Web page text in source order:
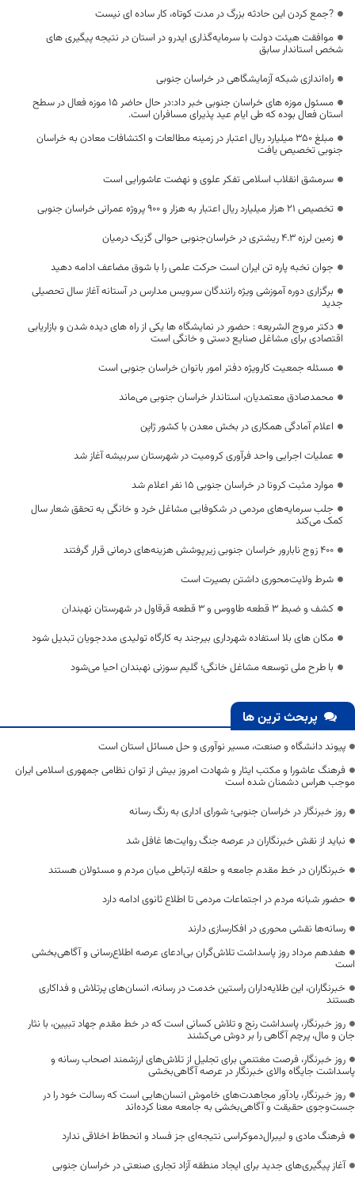
?جمع کردن این حادثه بزرگ در مدت کوتاه، کار ساده ای نیست
موافقت هیئت دولت با سرمایه‌گذاری ایدرو در استان در نتیجه پیگیری های
شخص استاندار سابق
راه‌اندازی شبکه آزمایشگاهی در خراسان جنوبی
مسئول موزه های خراسان جنوبی خبر داد:در حال حاضر ۱۵ موزه فعال در سطح
استان فعال بوده که طی ایام عید پذیرای مسافران است.
مبلغ ۳۵۰ میلیارد ریال اعتبار در زمینه مطالعات و اکتشافات معادن به خراسان
جنوبی تخصیص یافت
سرمشق انقلاب اسلامی تفکر علوی و نهضت عاشورایی است
تخصیص ۲۱ هزار میلیارد ریال اعتبار به هزار و ۹۰۰ پروژه عمرانی خراسان جنوبی
زمین لرزه ۴.۳ ریشتری در خراسان‌جنوبی حوالی گزیک درمیان
جوان نخبه پاره تن ایران است حرکت علمی را با شوق مضاعف ادامه دهید
برگزاری دوره آموزشی ویژه رانندگان سرویس مدارس در آستانه آغاز سال تحصیلی
جدید
دکتر مروج الشریعه : حضور در نمایشگاه ها یکی از راه های دیده شدن و بازاریابی
اقتصادی برای مشاغل صنایع دستی و خانگی است
مسئله جمعیت کارویژه دفتر امور بانوان خراسان جنوبی است
محمدصادق معتمدیان، استاندار خراسان جنوبی می‌ماند
اعلام آمادگی همکاری در بخش معدن با کشور ژاپن
عملیات اجرایی واحد فرآوری کرومیت در شهرستان سربیشه آغاز شد
موارد مثبت کرونا در خراسان جنوبی ۱۵ نفر اعلام شد
جلب سرمایه‌های مردمی در شکوفایی مشاغل خرد و خانگی به تحقق شعار سال
کمک می‌کند
۴۰۰ زوج نابارور خراسان جنوبی زیرپوشش هزینه‌های درمانی قرار گرفتند
شرط ولایت‌محوری داشتن بصیرت است
کشف و ضبط 3 قطعه طاووس و 3 قطعه قرقاول در شهرستان نهبندان
مکان های بلا استفاده شهرداری بیرجند به کارگاه تولیدی مددجویان تبدیل شود
با طرح ملی توسعه مشاغل خانگی؛ گلیم سوزنی نهبندان احیا می‌شود
پربحث ترین ها
پیوند دانشگاه و صنعت، مسیر نوآوری و حل مسائل استان است
فرهنگ عاشورا و مکتب ایثار و شهادت امروز بیش از توان نظامی جمهوری اسلامی ایران
موجب هراس دشمنان شده است
روز خبرنگار در خراسان جنوبی؛ شورای اداری به رنگ رسانه
نباید از نقش خبرنگاران در عرصه جنگ روایت‌ها غافل شد
خبرنگاران در خط مقدم جامعه و حلقه ارتباطی میان مردم و مسئولان هستند
حضور شبانه مردم در اجتماعات مردمی تا اطلاع ثانوی ادامه دارد
رسانه‌ها نقشی محوری در افکارسازی دارند
هفدهم مرداد روز پاسداشت تلاش‌گران بی‌ادعای عرصه اطلاع‌رسانی و آگاهی‌بخشی
است
خبرنگاران، این طلایه‌داران راستین خدمت در رسانه، انسان‌های پرتلاش و فداکاری
هستند
روز خبرنگار، پاسداشت رنج و تلاش کسانی است که در خط مقدم جهاد تبیین، با نثار
جان و مال، پرچم آگاهی را بر دوش می‌کشند
روز خبرنگار، فرصت مغتنمی برای تجلیل از تلاش‌های ارزشمند اصحاب رسانه و
پاسداشت جایگاه والای خبرنگار در عرصه آگاهی‌بخشی
روز خبرنگار، یادآور مجاهدت‌های خاموش انسان‌هایی است که رسالت خود را در
جست‌وجوی حقیقت و آگاهی‌بخشی به جامعه معنا کرده‌اند
فرهنگ مادی و لیبرال‌دموکراسی نتیجه‌ای جز فساد و انحطاط اخلاقی ندارد
آغاز پیگیری‌های جدید برای ایجاد منطقه آزاد تجاری صنعتی در خراسان جنوبی